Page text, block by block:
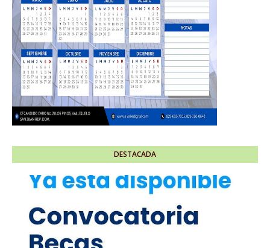
DESTACADA